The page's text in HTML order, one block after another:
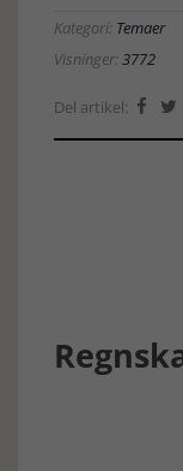
Kategori: Temaer
Visninger:3772
Del artikel:  